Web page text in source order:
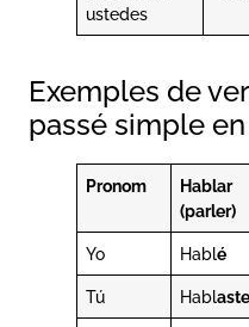
ustedes
Exemples de
passé simple
Pronom
Hablar
(parler)
Yo Hablé
Tú Hablaste